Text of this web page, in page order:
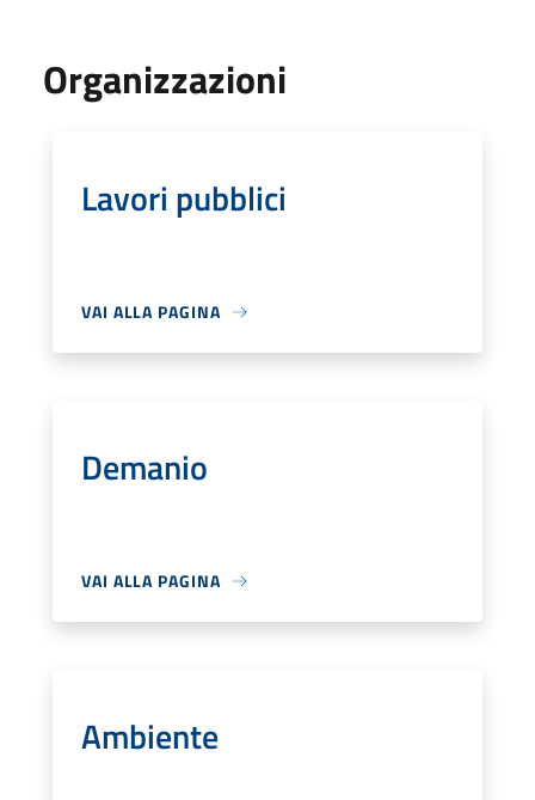
Organizzazioni
Lavori pubblici
VAI ALLA PAGINA
Demanio
VAI ALLA PAGINA
Ambiente